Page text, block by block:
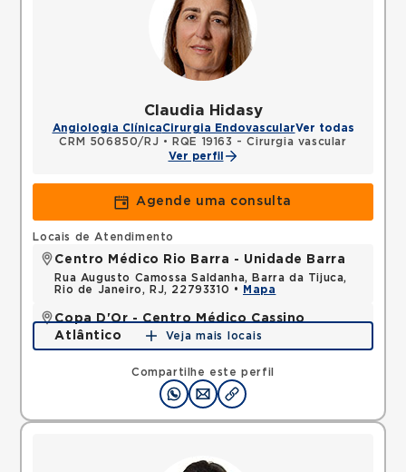
Claudia Hidasy
Angiologia ClínicaCirurgia EndovascularVer todas
CRM 506850/RJ •
RQE 19163 - Cirurgia vascular
Ver perfil
Agende uma consulta
Compartilhe este perfil
Locais de Atendimento
Centro Médico Rio Barra - Unidade Barra
Rua Augusto Camossa Saldanha, Barra da Tijuca,
Rio de Janeiro, RJ, 22793310 •
Mapa
Copa D'Or - Centro Médico Cassino
Atlântico
Avenida Atlantica, Copacabana, Rio de Janeiro, RJ,
22070002 •Mapa
Veja mais locais